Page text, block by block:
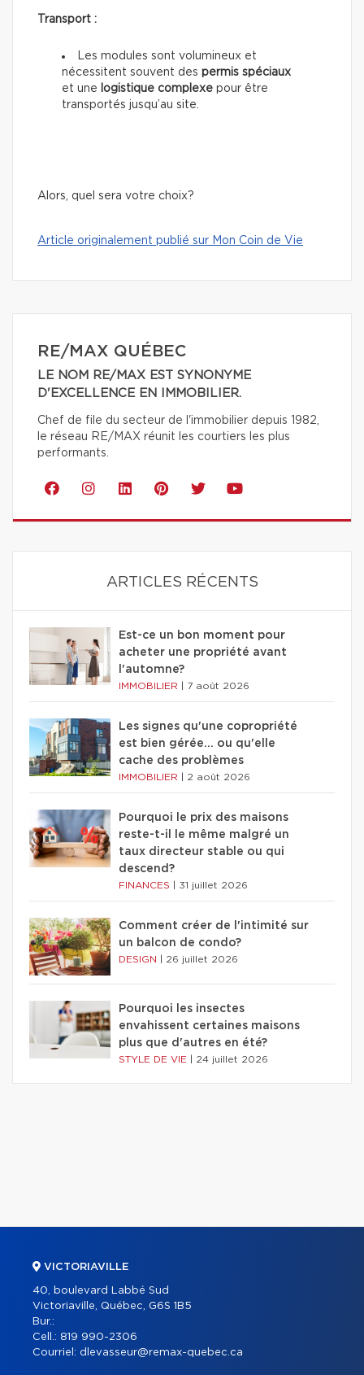
Transport :
Les modules sont volumineux et
nécessitent souvent des permis spéciaux
et une logistique complexe pour être
transportés jusqu’au site.
Alors, quel sera votre choix?
Article originalement publié sur Mon Coin de Vie
RE/MAX QUÉBEC
LE NOM RE/MAX EST SYNONYME
D'EXCELLENCE EN IMMOBILIER.
Chef de file du secteur de l'immobilier depuis 1982,
le réseau RE/MAX réunit les courtiers les plus
performants.
ARTICLES RÉCENTS
Est-ce un bon moment pour
acheter une propriété avant
l'automne?
IMMOBILIER 7 août 2026
Les signes qu'une copropriété
est bien gérée… ou qu'elle
cache des problèmes
IMMOBILIER 2 août 2026
Pourquoi le prix des maisons
reste-t-il le même malgré un
taux directeur stable ou qui
descend?
FINANCES 31 juillet 2026
Comment créer de l'intimité sur
un balcon de condo?
DESIGN 26 juillet 2026
Pourquoi les insectes
envahissent certaines maisons
plus que d'autres en été?
STYLE DE VIE 24 juillet 2026
VICTORIAVILLE
40, boulevard Labbé Sud
Victoriaville, Québec, G6S 1B5
Bur.:
Cell.: 819 990-2306
Courriel: dlevasseur@remax-quebec.ca